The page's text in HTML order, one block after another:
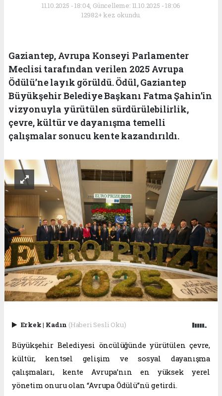
11.10.2025 - 18:04, Güncelleme: 11.10.2025 - 18:06
12982+ kez okundu.
Gaziantep, Avrupa Konseyi Parlamenter
Meclisi tarafından verilen 2025 Avrupa
Ödülü’ne layık görüldü. Ödül, Gaziantep
Büyükşehir Belediye Başkanı Fatma Şahin’in
vizyonuyla yürütülen sürdürülebilirlik,
çevre, kültür ve dayanışma temelli
çalışmalar sonucu kente kazandırıldı.
Erkek| Kadın (Haberi Sesli Oku)
Büyükşehir Belediyesi öncülüğünde yürütülen çevre,
kültür, kentsel gelişim ve sosyal dayanışma
çalışmaları, kente Avrupa’nın en yüksek yerel
yönetim onuru olan “Avrupa Ödülü”nü getirdi.